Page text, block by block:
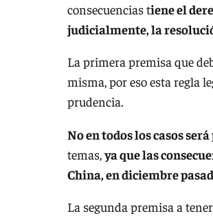
consecuencias tiene el
judicialmente, la
La primera premisa que
misma, por eso esta regla
prudencia.
No en todos los casos
temas,ya que las
China, en diciembre
La segunda premisa a